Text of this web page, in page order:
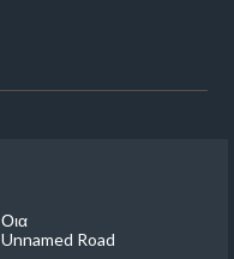
Οια
Unnamed Road